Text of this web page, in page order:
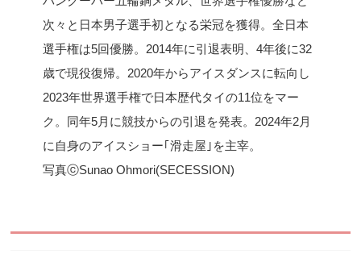
次々と日本男子選手初となる栄冠を獲得。全日本
選手権は5回優勝。2014年に引退表明、4年後に32
歳で現役復帰。2020年からアイスダンスに転向し
2023年世界選手権で日本歴代タイの11位をマー
ク。同年5月に競技からの引退を発表。2024年2月
に自身のアイスショー｢滑走屋｣を主宰。
写真ⓒSunao Ohmori(SECESSION)